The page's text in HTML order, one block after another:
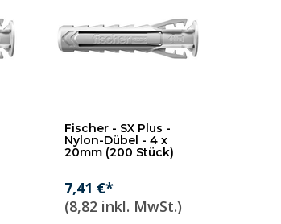
Fischer - SX Plus -
Nylon-Dübel - 4 x
20mm (200 Stück)
7,41 €*
(8,82 inkl. MwSt.)